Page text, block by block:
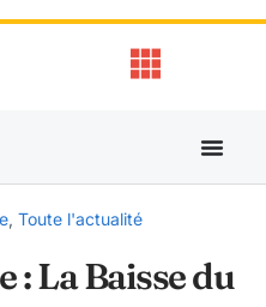
, Toute l'actualité
: La Baisse du